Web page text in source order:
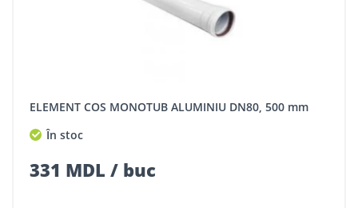
ELEMENT COS MONOTUB ALUMINIU DN80, 500 mm
În stoc
331 MDL / buc